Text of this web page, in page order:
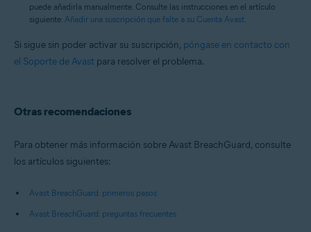
puede añadirla manualmente. Consulte las instrucciones en el artículo
siguiente: Añadir una suscripción que falte a su Cuenta Avast
Si sigue sin poder activar su suscripción, póngase en contacto con
el Soporte de Avast para resolver el problema.
Otras recomendaciones
Para obtener más información sobre Avast BreachGuard, consulte
los artículos siguientes:
Avast BreachGuard: primeros pasos
Avast BreachGuard: preguntas frecuentes